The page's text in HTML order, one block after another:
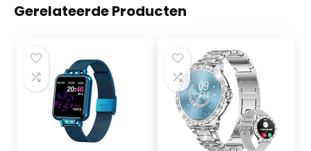
Gerelateerde Producten